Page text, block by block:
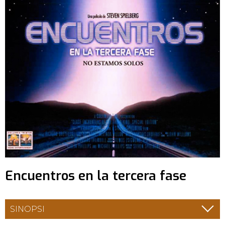
Encuentros en la tercera fase
SINOPSI